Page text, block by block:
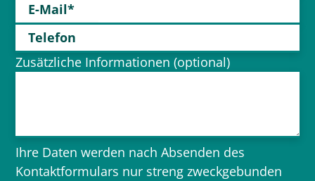
E-Mail*
Telefon
Zusätzliche Informationen (optional)
Ihre Daten werden nach Absenden des
Kontaktformulars nur streng zweckgebunden